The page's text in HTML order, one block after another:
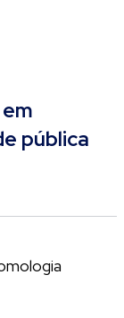
pública